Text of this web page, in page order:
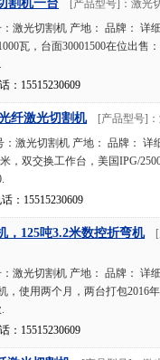
割机一台
[产品型号]：激光
激光切割机 产地： 品牌： 详
瓦，台面30001500在位出售
：15515230609
纤激光切割机
[产品型号]
：激光切割机 产地： 品牌： 详
，双交换工作台，美国IPG/
：15515230609
，125吨3.2米数控折弯机
激光切割机 产地： 品牌： 详
，使用两个月，两台打包2016
：15515230609